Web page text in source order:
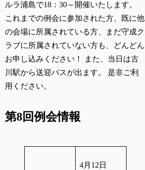
ルラ浦島で18：30～ 開催いたします。
これまでの例会に参加された方、既に他
の会場に所属されている方、まだ守成ク
ラブに所属されていない方も、どんどん
お申し込みください！ また、当日は古
川駅から送迎バスが出ます。 是非ご利
用ください。
第8回例会情報
4月12日